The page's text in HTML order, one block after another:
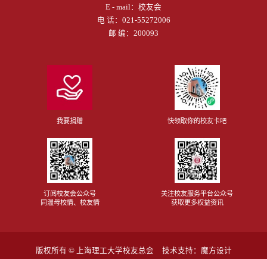
E - mail： 校友会
电 话： 021-55272006
邮 编：200093
我要捐赠 快领取你的校友卡吧
订阅校友会公众号
同温母校情、校友情
关注校友服务平台公众号
获取更多权益资讯
版权所有 © 上海理工大学校友总会 技术支持： 魔方设计